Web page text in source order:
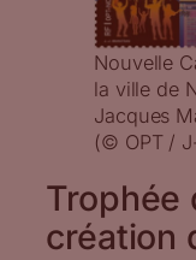
Nouvelle
la ville de
Jacques
(© OPT /
Trophée
création